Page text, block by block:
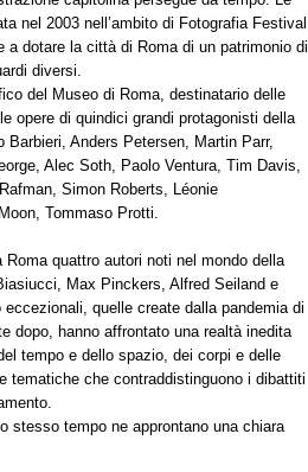
nel 2003 nell’ambito di Fotografia Festival
dotare la città di Roma di un patrimonio di
diversi.
del Museo di Roma, destinatario delle
opere di quindici grandi protagonisti della
Anders Petersen, Martin Parr,
Alec Soth, Paolo Ventura, Tim Davis,
Simon Roberts, Léonie
Tommaso Protti.
Roma quattro autori noti nel mondo della
Max Pinckers, Alfred Seiland e
quelle create dalla pandemia di
dopo, hanno affrontato una realtà inedita
tempo e dello spazio, dei corpi e delle
tematiche che contraddistinguono i dibattiti
stesso tempo ne approntano una chiara